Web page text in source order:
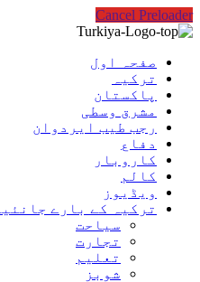
Cancel Preloader
صفحہ اول
ترکیہ
پاکستان
مشرق وسطی
رجب طیب ایردوان
دفاع
کاروبار
کالم
ویڈیوز
ترکیہ کے بارے
سیاحت
تجارت
تعلیم
شوبز